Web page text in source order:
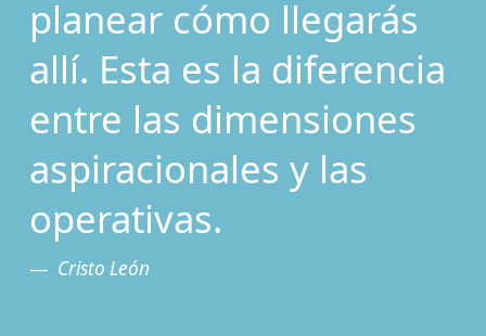
planear cómo llegarás
allí. Esta es la diferencia
entre las dimensiones
aspiracionales y las
operativas.
Cristo León